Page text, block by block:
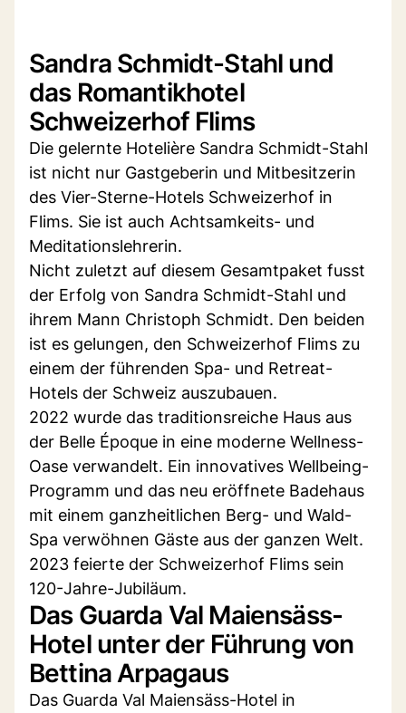
Sandra Schmidt-Stahl und
das Romantikhotel
Schweizerhof Flims
Die gelernte Hotelière Sandra Schmidt-Stahl
ist nicht nur Gastgeberin und Mitbesitzerin
des Vier-Sterne-Hotels Schweizerhof in
Flims. Sie ist auch Achtsamkeits- und
Meditationslehrerin.
Nicht zuletzt auf diesem Gesamtpaket fusst
der Erfolg von Sandra Schmidt-Stahl und
ihrem Mann Christoph Schmidt. Den beiden
ist es gelungen, den Schweizerhof Flims zu
einem der führenden Spa- und Retreat-
Hotels der Schweiz auszubauen.
2022 wurde das traditionsreiche Haus aus
der Belle Époque in eine moderne Wellness-
Oase verwandelt. Ein innovatives Wellbeing-
Programm und das neu eröffnete Badehaus
mit einem ganzheitlichen Berg- und Wald-
Spa verwöhnen Gäste aus der ganzen Welt.
2023 feierte der Schweizerhof Flims sein
120-Jahre-Jubiläum.
Das Guarda Val Maiensäss-
Hotel unter der Führung von
Bettina Arpagaus
Das Guarda Val Maiensäss-Hotel in